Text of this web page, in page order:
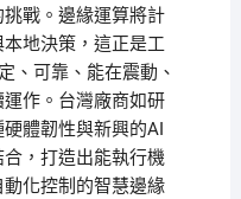
戰。邊緣運算將計
地決策，這正是工
、可靠、能在震動、
作。台灣廠商如研
體韌性與新興的AI
，打造出能執行機
化控制的智慧邊緣